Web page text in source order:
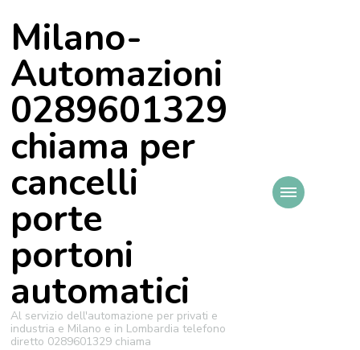
Milano-
Automazioni
0289601329
chiama per
cancelli
porte
portoni
automatici
Al servizio dell'automazione per privati e
industria e Milano e in Lombardia telefono
diretto 0289601329 chiama